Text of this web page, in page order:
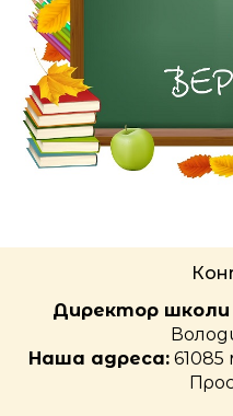
Директор школи
Наша адреса:61085